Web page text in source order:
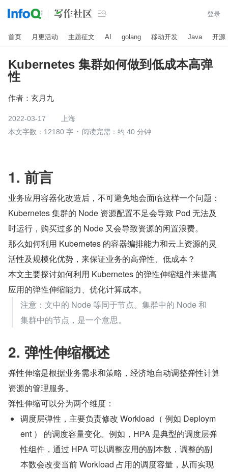
 登录
首页 月更活动 主题征文 AI golang 移动开发 Java 开源
Kubernetes 集群如何做到低成本高弹
性
作者： 玄月九
2022-03-17
上海
本文字数：12180 字
阅读完需：约 40 分钟
1. 前言
业务应用容器化改造后，不可避免地会面临这样一个问题：
Kubernetes 集群的 Node 资源配置不足会导致 Pod 无法及
时运行，购买过多的 Node 又会导致资源的闲置浪费。
那么如何利用 Kubernetes 的容器编排能力和云上资源的灵
活性及规模化优势，来保证业务的高弹性、低成本？
本文主要探讨如何利用 Kubernetes 的弹性伸缩组件来提高
应用的弹性伸缩能力、优化计算成本。
注意：文中的 Node 等同于节点。集群中的 Node 和
集群中的节点，是一个意思。
2. 弹性伸缩概述
弹性伸缩是根据业务需求和策略，经济地自动调整弹性计算
资源的管理服务。
弹性伸缩可以分为两个维度：
调度层弹性，主要负责修改 Workload（ 例如 Deploym
ent ） 的调度容量变化。例如，HPA 是典型的调度层弹
性组件，通过 HPA 可以调整应用的副本数，调整的副
本数会改变当前 Workload 占用的调度容量，从而实现